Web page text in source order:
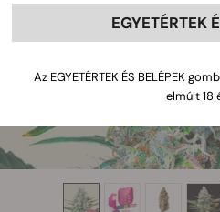
EGYETÉRTEK
Az EGYETÉRTEK ÉS BELÉPEK
elmúlt 18